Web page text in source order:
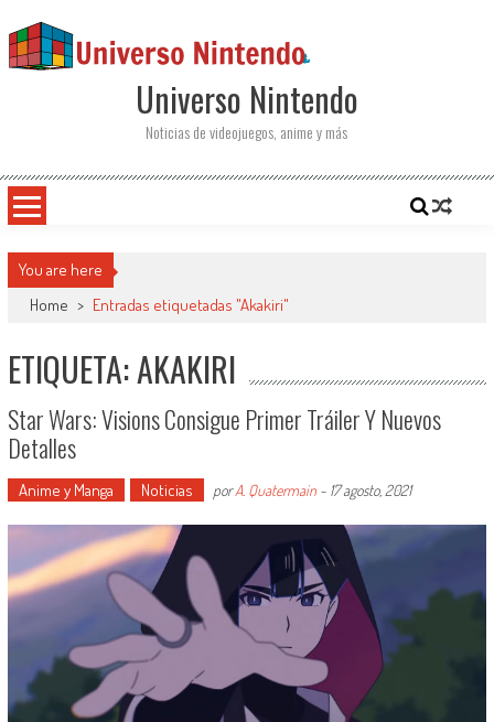
Universo Nintendo
Noticias de videojuegos, anime y más
You are here
Home > Entradas etiquetadas "Akakiri"
ETIQUETA: AKAKIRI
Star Wars: Visions Consigue Primer Tráiler Y Nuevos
Detalles
Anime y Manga Noticias porA. Quatermain- 17 agosto, 2021